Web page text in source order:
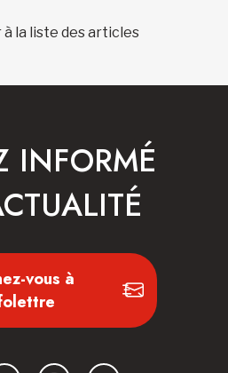
à la liste des articles
INFORMÉ
vous à